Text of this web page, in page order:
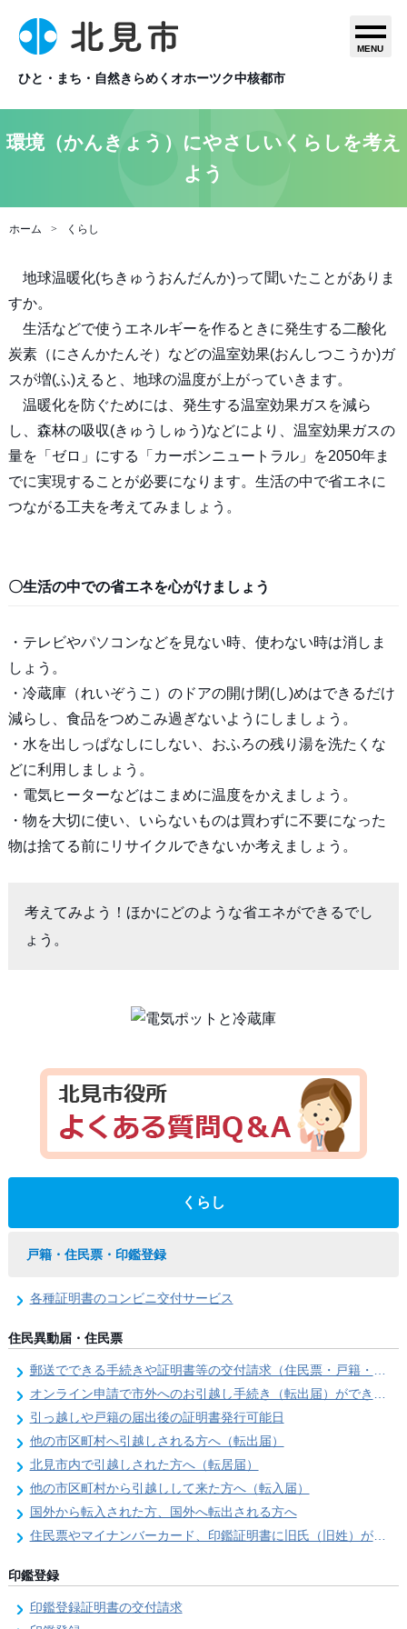
ひと・まち・自然きらめくオホーツク中核都市
MENU
環境（かんきょう）にやさしいくらしを考え
よう
ホーム くらし
地球温暖化(ちきゅうおんだんか)って聞いたことがありま
すか。
生活などで使うエネルギーを作るときに発生する二酸化
炭素（にさんかたんそ）などの温室効果(おんしつこうか)ガ
スが増(ふ)えると、地球の温度が上がっていきます。
温暖化を防ぐためには、発生する温室効果ガスを減ら
し、森林の吸収(きゅうしゅう)などにより、温室効果ガスの
量を「ゼロ」にする「カーボンニュートラル」を2050年ま
でに実現することが必要になります。生活の中で省エネに
つながる工夫を考えてみましょう。
〇生活の中での省エネを心がけましょう
・テレビやパソコンなどを見ない時、使わない時は消しま
しょう。
・冷蔵庫（れいぞうこ）のドアの開け閉(し)めはできるだけ
減らし、食品をつめこみ過ぎないようにしましょう。
・水を出しっぱなしにしない、おふろの残り湯を洗たくな
どに利用しましょう。
・電気ヒーターなどはこまめに温度をかえましょう。
・物を大切に使い、いらないものは買わずに不要になった
物は捨てる前にリサイクルできないか考えましょう。
考えてみよう！ほかにどのような省エネができるでし
ょう。
くらし
戸籍・住民票・印鑑登録
各種証明書のコンビニ交付サービス
住民異動届・住民票
郵送でできる手続きや証明書等の交付請求（住民票・戸籍・国民年金関係）
オンライン申請で市外へのお引越し手続き（転出届）ができます
引っ越しや戸籍の届出後の証明書発行可能日
他の市区町村へ引越しされる方へ（転出届）
北見市内で引越しされた方へ（転居届）
他の市区町村から引越しして来た方へ（転入届）
国外から転入された方、国外へ転出される方へ
住民票やマイナンバーカード、印鑑証明書に旧氏（旧姓）が併記できるようになりました！
印鑑登録
印鑑登録証明書の交付請求